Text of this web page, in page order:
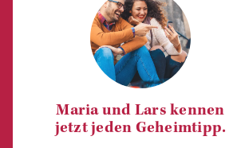
Maria und Lars kennen
jetzt jeden Geheimtipp.